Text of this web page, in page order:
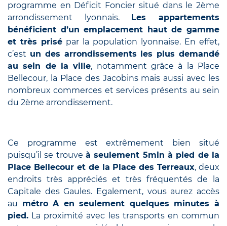
programme en Déficit Foncier situé dans le 2ème
arrondissement lyonnais.
Les appartements
bénéficient d’un emplacement haut de gamme
et très prisé par la population lyonnaise. En effet,
c’est un des arrondissements les plus demandé
au sein de la ville, notamment grâce à la Place
Bellecour, la Place des Jacobins mais aussi avec les
nombreux commerces et services présents au sein
du 2ème arrondissement.
Ce programme est extrêmement bien situé
puisqu’il se trouve à seulement 5min à pied de la
Place Bellecour et de la Place des Terreaux, deux
endroits très appréciés et très fréquentés de la
Capitale des Gaules. Egalement, vous aurez accès
au métro A en seulement quelques minutes à
pied. La proximité avec les transports en commun